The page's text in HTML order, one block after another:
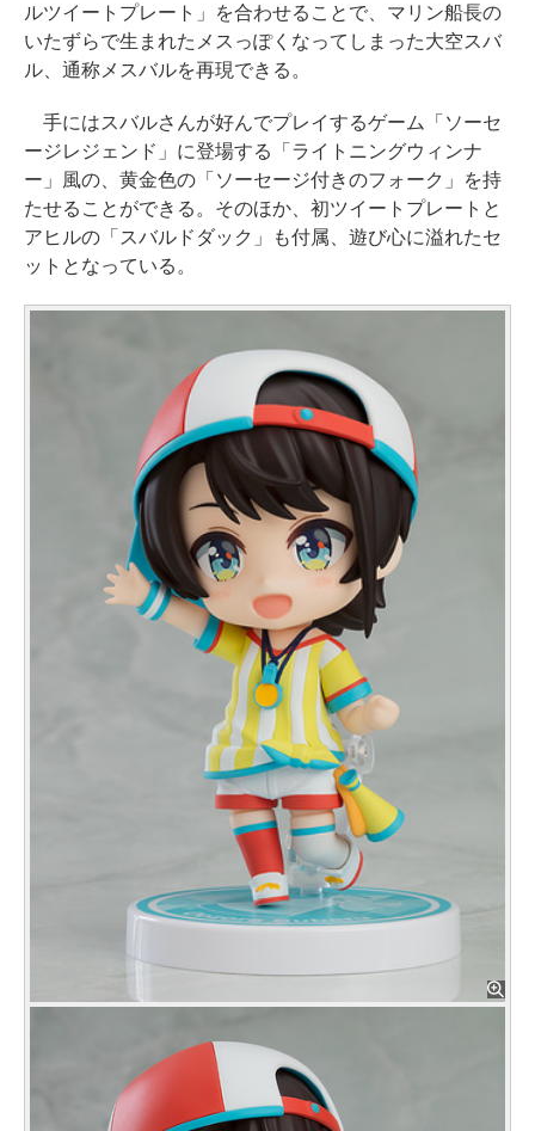
ルツイートプレート」を合わせることで、マリン船長の
いたずらで生まれたメスっぽくなってしまった大空スバ
ル、通称メスバルを再現できる。
手にはスバルさんが好んでプレイするゲーム「ソーセ
ージレジェンド」に登場する「ライトニングウィンナ
ー」風の、黄金色の「ソーセージ付きのフォーク」を持
たせることができる。そのほか、初ツイートプレートと
アヒルの「スバルドダック」も付属、遊び心に溢れたセ
ットとなっている。